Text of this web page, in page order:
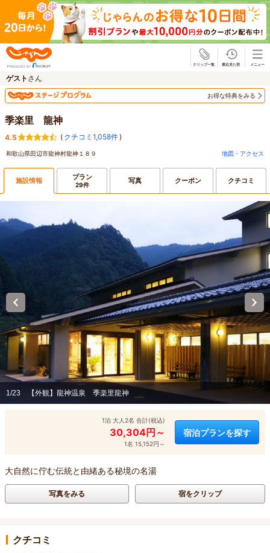
ゲスト さん
お得な特典をみる
季楽里 龍神
4.5 ( クチコミ1,058件)
和歌山県田辺市龍神村龍神１８９ 地図・アクセス
施設情報 プラン
29件 写真 クーポン クチコミ
1/23 【外観】龍神温泉 季楽里龍神
1泊 大人2名 合計(税込)
30,304円～
1名 15,152円～
宿泊プランを探す
大自然に佇む伝統と由緒ある秘境の名湯
写真をみる 宿をクリップ
クチコミ